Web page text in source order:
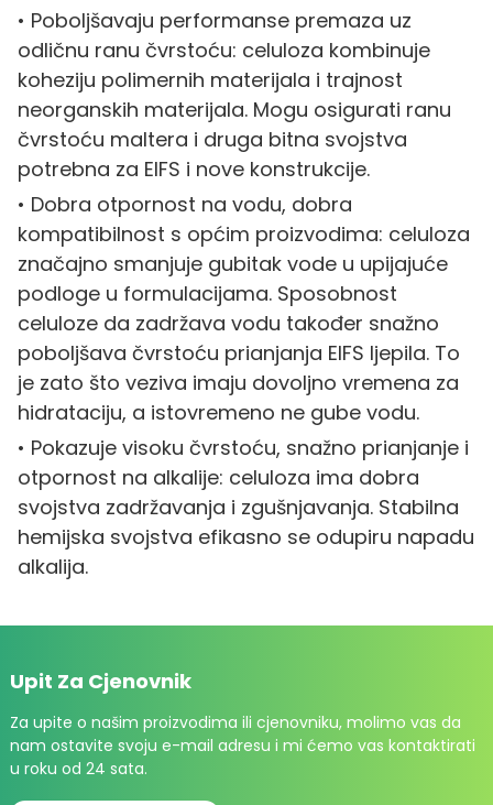
• Poboljšavaju performanse premaza uz
odličnu ranu čvrstoću: celuloza kombinuje
koheziju polimernih materijala i trajnost
neorganskih materijala. Mogu osigurati ranu
čvrstoću maltera i druga bitna svojstva
potrebna za EIFS i nove konstrukcije.
• Dobra otpornost na vodu, dobra
kompatibilnost s općim proizvodima: celuloza
značajno smanjuje gubitak vode u upijajuće
podloge u formulacijama. Sposobnost
celuloze da zadržava vodu također snažno
poboljšava čvrstoću prianjanja EIFS ljepila. To
je zato što veziva imaju dovoljno vremena za
hidrataciju, a istovremeno ne gube vodu.
• Pokazuje visoku čvrstoću, snažno prianjanje i
otpornost na alkalije: celuloza ima dobra
svojstva zadržavanja i zgušnjavanja. Stabilna
hemijska svojstva efikasno se odupiru napadu
alkalija.
Upit Za Cjenovnik
Za upite o našim proizvodima ili cjenovniku, molimo vas da
nam ostavite svoju e-mail adresu i mi ćemo vas kontaktirati
u roku od 24 sata.